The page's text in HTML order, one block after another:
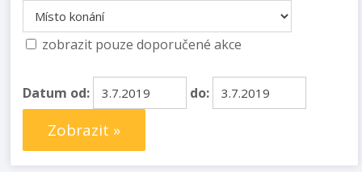
zobrazit pouze doporučené akce
Datum od: do:
Zobrazit »